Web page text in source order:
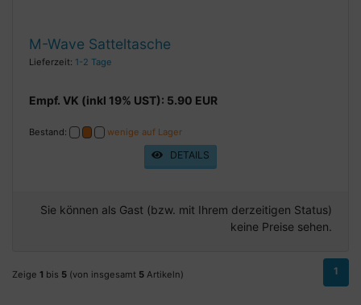
M-Wave Satteltasche
Lieferzeit: 1-2 Tage
Empf. VK (inkl 19% UST): 5.90 EUR
Bestand: wenige auf Lager
DETAILS
Sie können als Gast (bzw. mit Ihrem derzeitigen Status)
keine Preise sehen.
Zeige 1 bis 5 (von insgesamt 5 Artikeln) 1